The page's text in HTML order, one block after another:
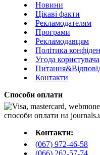
Новини
Цікаві факти
Рекламодателям
Програми
Рекламодавцям
Політика
Угода користувача
Контакти
Способи оплати
Контакти:
(067) 972-46-58